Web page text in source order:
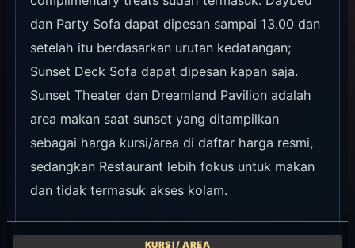
dan Party Sofa dapat dipesan sampai 13.00 dan
setelah itu berdasarkan urutan kedatangan;
Sunset Deck Sofa dapat dipesan kapan saja.
Sunset Theater dan Dreamland Pavilion adalah
area makan saat sunset yang ditampilkan
sebagai harga kursi/area di daftar harga resmi,
sedangkan Restaurant lebih fokus untuk makan
dan tidak termasuk akses kolam.